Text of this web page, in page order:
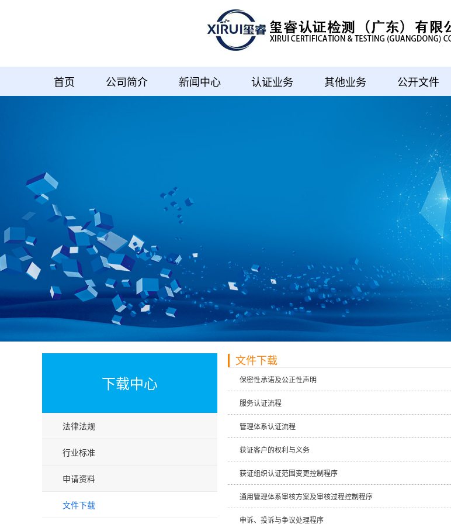
首页 公司简介 新闻中心 认证业务 其他业务 公开文件
下载中心
法律法规
行业标准
申请资料
文件下载
文件下载
保密性承诺及公正性声明
服务认证流程
管理体系认证流程
获证客户的权利与义务
获证组织认证范围变更控制程序
通用管理体系审核方案及审核过程控制程序
申诉、投诉与争议处理程序